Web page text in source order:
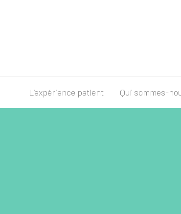
L’expérience patient Qui sommes-